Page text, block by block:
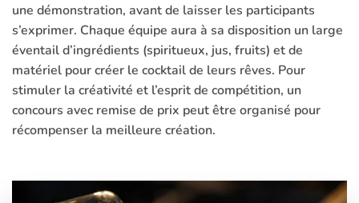
une démonstration, avant de laisser les participants
s’exprimer. Chaque équipe aura à sa disposition un large
éventail d’ingrédients (spiritueux, jus, fruits) et de
matériel pour créer le cocktailde leurs rêves. Pour
stimuler la créativité et l’esprit de compétition, un
concours avec remise de prix peut être organisé pour
récompenser la meilleure création.